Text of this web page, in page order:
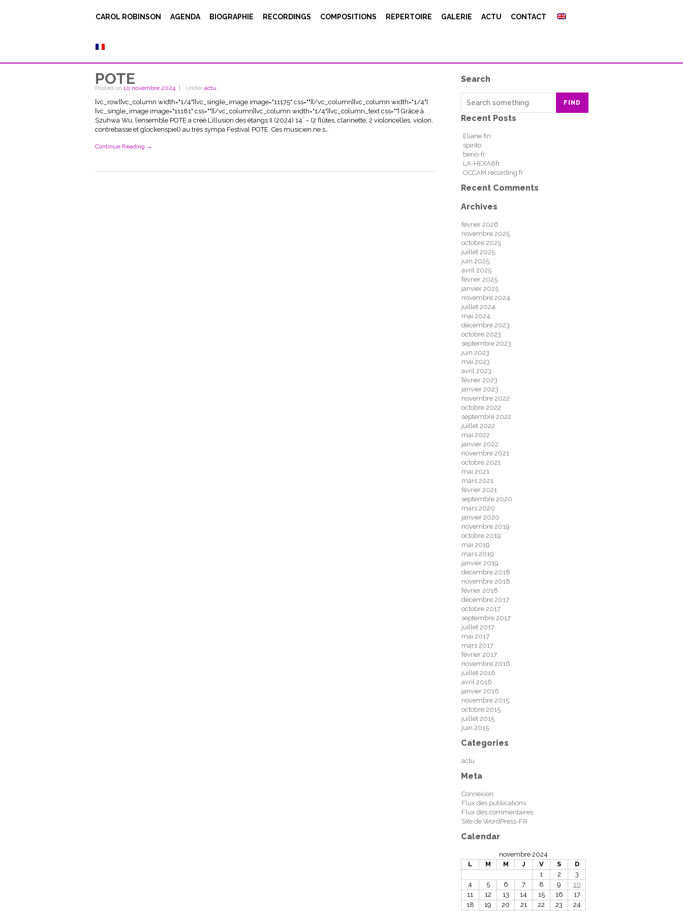
CAROL ROBINSON AGENDA BIOGRAPHIE RECORDINGS COMPOSITIONS REPERTOIRE GALERIE ACTU CONTACT
POTE
Posted on 10 novembre 2024 Under actu
[vc_row][vc_column width="1/4"][vc_single_image image="11175" css=""][/vc_column][vc_column width="1/4"]
[vc_single_image image="11181" css=""][/vc_column][vc_column width="1/4"][vc_column_text css=""] Grâce à
Szuhwa Wu, l’ensemble POTE a créé L’illusion des étangs II (2024) 14’ – (2 flûtes, clarinette, 2 violoncelles, violon,
contrebasse et glockenspiel) au très sympa Festival POTE. Ces musicien.ne.s…
Continue Reading →
Search
FIND
Recent Posts
Eliane fin
spirito
berio-fr
LA-HEXA8fr
OCCAM recording fr
Recent Comments
Archives
février 2026
novembre 2025
octobre 2025
juillet 2025
juin 2025
avril 2025
février 2025
janvier 2025
novembre 2024
juillet 2024
mai 2024
décembre 2023
octobre 2023
septembre 2023
juin 2023
mai 2023
avril 2023
février 2023
janvier 2023
novembre 2022
octobre 2022
septembre 2022
juillet 2022
mai 2022
janvier 2022
novembre 2021
octobre 2021
mai 2021
mars 2021
février 2021
septembre 2020
mars 2020
janvier 2020
novembre 2019
octobre 2019
mai 2019
mars 2019
janvier 2019
décembre 2018
novembre 2018
février 2018
décembre 2017
octobre 2017
septembre 2017
juillet 2017
mai 2017
mars 2017
février 2017
novembre 2016
juillet 2016
avril 2016
janvier 2016
novembre 2015
octobre 2015
juillet 2015
juin 2015
Categories
actu
Meta
Connexion
Flux des publications
Flux des commentaires
Site de WordPress-FR
Calendar
novembre 2024
L
M M J V S
D
1
2
3
4
5 6 7 8 9
10
11
12 13 14 15 16
17
18
19 20 21 22 23 24